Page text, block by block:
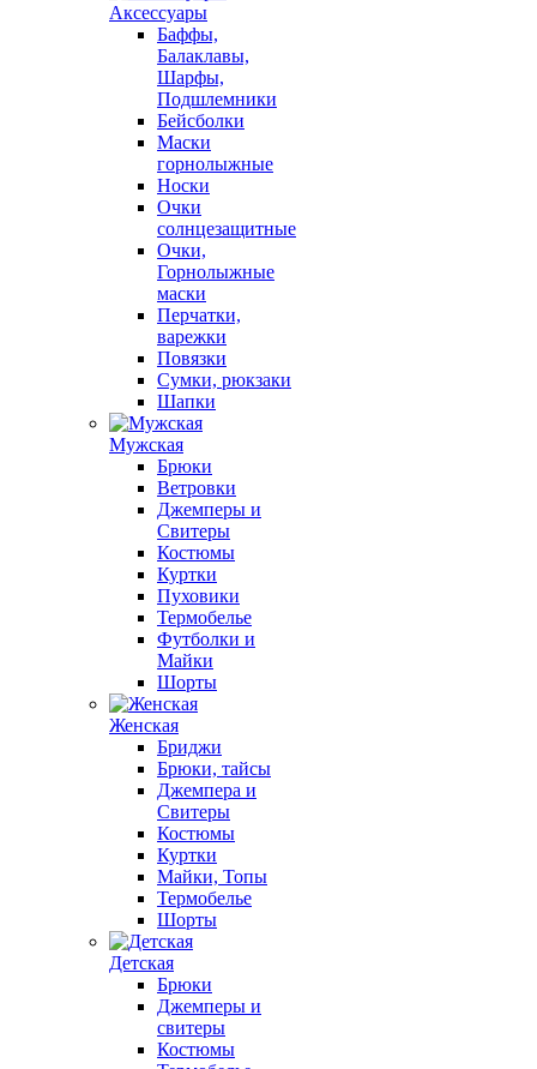
Аксессуары
Баффы,
Балаклавы,
Шарфы,
Подшлемники
Бейсболки
Маски
горнолыжные
Носки
Очки
солнцезащитные
Очки,
Горнолыжные
маски
Перчатки,
варежки
Повязки
Сумки, рюкзаки
Шапки
Мужская
Брюки
Ветровки
Джемперы и
Свитеры
Костюмы
Куртки
Пуховики
Термобелье
Футболки и
Майки
Шорты
Женская
Бриджи
Брюки, тайсы
Джемпера и
Свитеры
Костюмы
Куртки
Майки, Топы
Термобелье
Шорты
Детская
Брюки
Джемперы и
свитеры
Костюмы